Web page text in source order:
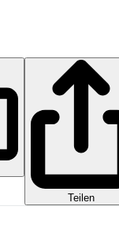
Teilen